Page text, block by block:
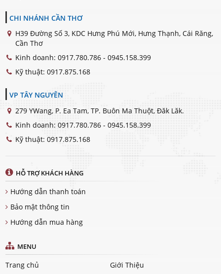
CHI NHÁNH CẦN THƠ
H39 Đường Số 3, KDC Hưng Phú Mới, Hưng Thạnh, Cái Răng,
Cần Thơ
Kinh doanh:0917.780.786 - 0945.158.399
Kỹ thuật:0917.875.168
VP TÂY NGUYÊN
279 YWang, P. Ea Tam, TP. Buôn Ma Thuột, Đăk Lăk.
Kinh doanh:0917.780.786 - 0945.158.399
Kỹ thuật:0917.875.168
HỖ TRỢ KHÁCH HÀNG
Hướng dẫn thanh toán
Bảo mật thông tin
Hướng dẫn mua hàng
MENU
Trang chủ Giới Thiệu